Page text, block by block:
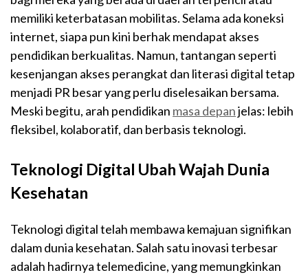
memiliki keterbatasan mobilitas. Selama ada koneksi
internet, siapa pun kini berhak mendapat akses
pendidikan berkualitas. Namun, tantangan seperti
kesenjangan akses perangkat dan literasi digital tetap
menjadi PR besar yang perlu diselesaikan bersama.
Meski begitu, arah pendidikan masa depanjelas: lebih
fleksibel, kolaboratif, dan berbasis teknologi.
Teknologi Digital Ubah Wajah Dunia
Kesehatan
Teknologi digital telah membawa kemajuan signifikan
dalam dunia kesehatan. Salah satu inovasi terbesar
adalah hadirnya telemedicine, yang memungkinkan